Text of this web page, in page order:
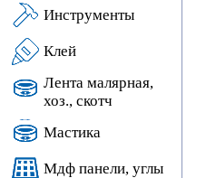
Инструменты
Клей
Лента малярная,
хоз., скотч
Мастика
Мдф панели, углы